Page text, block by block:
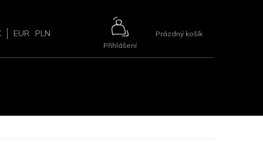
EUR PLN
Přihlášení
NÁKUPNÍ
Prázdný košík